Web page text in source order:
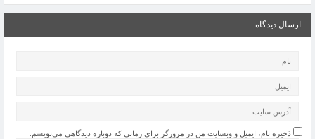
ارسال دیدگاه
ذخیره نام، ایمیل و وبسایت من در مرورگر برای زمانی که دوباره دیدگاهی می‌نویسم.